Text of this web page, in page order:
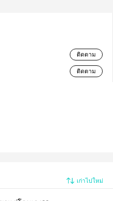
ติดตาม
ติดตาม
เก่าไปใหม่